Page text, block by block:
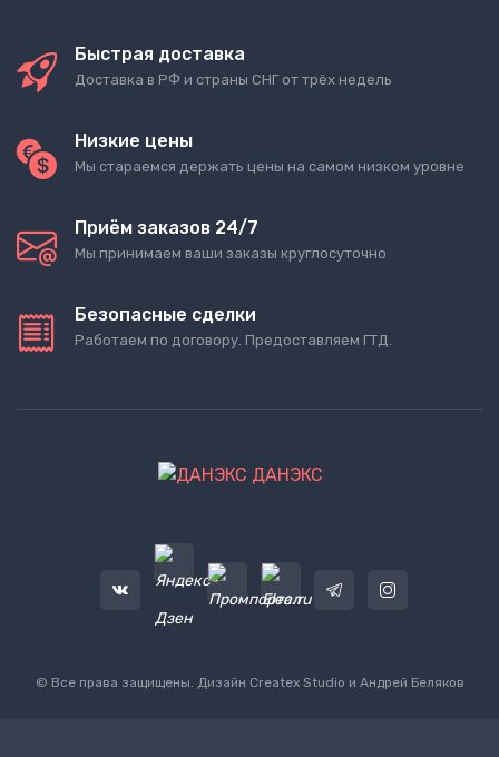
Быстрая доставка
Доставка в РФ и страны СНГ от трёх недель
Низкие цены
Мы стараемся держать цены на самом низком уровне
Приём заказов 24/7
Мы принимаем ваши заказы круглосуточно
Безопасные сделки
Работаем по договору. Предоставляем ГТД.
ДАНЭКС
© Все права защищены. Дизайн Createx Studio и Андрей Беляков